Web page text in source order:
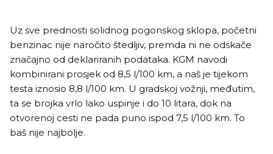
Uz sve prednosti solidnog pogonskog sklopa, početni
benzinac nije naročito štedljiv, premda ni ne odskače
značajno od deklariranih podataka. KGM navodi
kombinirani prosjek od 8,5 l/100 km, a naš je tijekom
testa iznosio 8,8 l/100 km. U gradskoj vožnji, međutim,
ta se brojka vrlo lako uspinje i do 10 litara, dok na
otvorenoj cesti ne pada puno ispod 7,5 l/100 km. To
baš nije najbolje.